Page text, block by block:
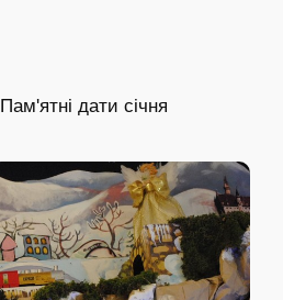
Пам'ятні дати січня